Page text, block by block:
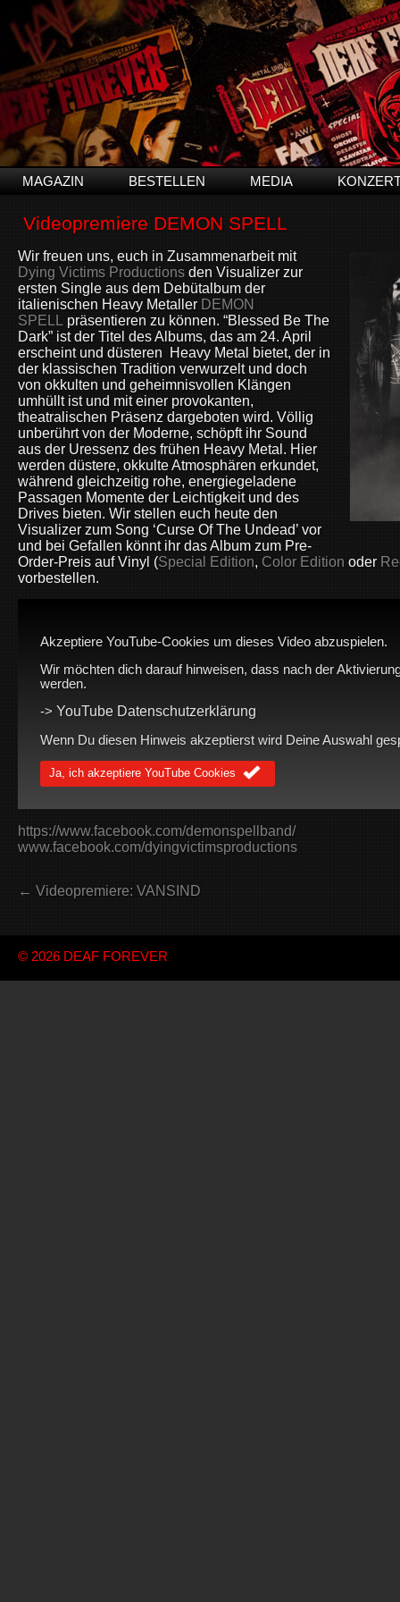
MAGAZIN BESTELLEN MEDIA
Videopremiere DEMON SPELL
Wir freuen uns, euch in Zusammenarbeit mit
Dying Victims Productions den Visualizer zur
ersten Single aus dem Debütalbum der
italienischen Heavy Metaller DEMON
SPELL präsentieren zu können. “Blessed Be The
Dark” ist der Titel des Albums, das am 24. April
erscheint und düsteren Heavy Metal bietet, der in
der klassischen Tradition verwurzelt und doch
von okkulten und geheimnisvollen Klängen
umhüllt ist und mit einer provokanten,
theatralischen Präsenz dargeboten wird. Völlig
unberührt von der Moderne, schöpft ihr Sound
aus der Uressenz des frühen Heavy Metal. Hier
werden düstere, okkulte Atmosphären erkundet,
während gleichzeitig rohe, energiegeladene
Passagen Momente der Leichtigkeit und des
Drives bieten. Wir stellen euch heute den
Visualizer zum Song ‘Curse Of The Undead’ vor
und bei Gefallen könnt ihr das Album zum Pre-
Order-Preis auf Vinyl (Special Edition, Color Edition oder
vorbestellen.
Akzeptiere YouTube-Cookies um dieses Video abzuspielen.
Wir möchten dich darauf hinweisen, dass nach der
werden.
-> YouTube Datenschutzerklärung
Wenn Du diesen Hinweis akzeptierst wird Deine Auswahl
Ja, ich akzeptiere YouTube Cookies
https://www.facebook.com/demonspellband/
www.facebook.com/dyingvictimsproductions
← Videopremiere: VANSIND
© 2026 DEAF FOREVER